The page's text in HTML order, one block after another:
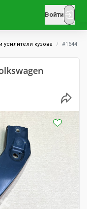
Войти
кузова #1644